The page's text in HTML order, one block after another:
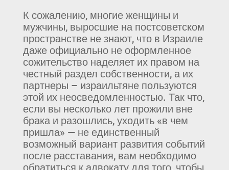
К сожалению, многие женщины и
мужчины, выросшие на постсоветском
пространстве не знают, что в Израиле
даже официально не оформленное
сожительство наделяет их правом на
честный раздел собственности, а их
партнеры – израильтяне пользуются
этой их неосведомленностью. Так что,
если вы несколько лет прожили вне
брака и разошлись, уходить «в чем
пришла» — не единственный
возможный вариант развития событий
после расставания, вам необходимо
обратиться к адвокату для того, чтобы